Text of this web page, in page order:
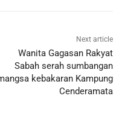
Next article
Wanita Gagasan Rakyat
Sabah serah sumbangan
kebakaran Kampung
Cenderamata